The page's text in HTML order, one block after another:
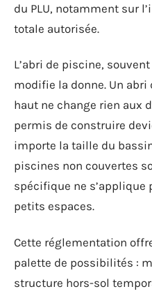
du PLU, notamment sur
totale autorisée.
L’abri de piscine,
modifie la donne. Un abri
haut ne change rien aux
permis de construire
importe la taille du
piscines non couvertes
spécifique ne s’applique
petits espaces.
Cette réglementation
palette de possibilités :
structure hors-sol